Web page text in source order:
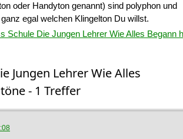
oder Handyton genannt) sind polyphon und
egal welchen Klingelton Du willst.
Schule Die Jungen Lehrer Wie Alles Begann
Jungen Lehrer Wie Alles
- 1 Treffer